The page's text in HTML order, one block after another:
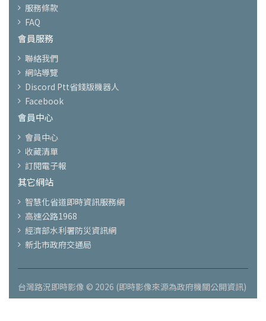
服務條款
FAQ
會員服務
聯絡我們
網站導覽
Discord Ptt省錢版機器人
Facebook
會員中心
會員中心
收藏清單
訂閱電子報
其它網站
智慧化省道即時資訊服務網
高速公路1968
經濟部水利署防災資訊網
新北市政府交通局
台灣路況即時影像 © 2026 (即時影像來源為政府機關公開資訊)